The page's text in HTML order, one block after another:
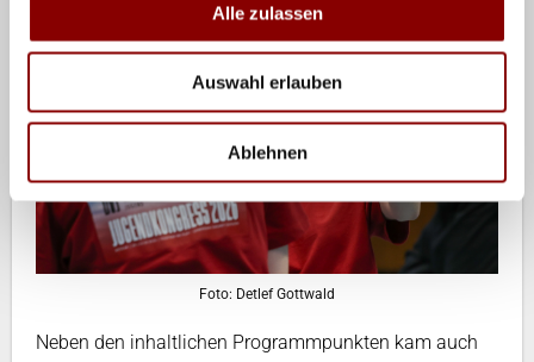
Alle zulassen
Auswahl erlauben
Ablehnen
Foto: Detlef Gottwald
Neben den inhaltlichen Programmpunkten kam auch